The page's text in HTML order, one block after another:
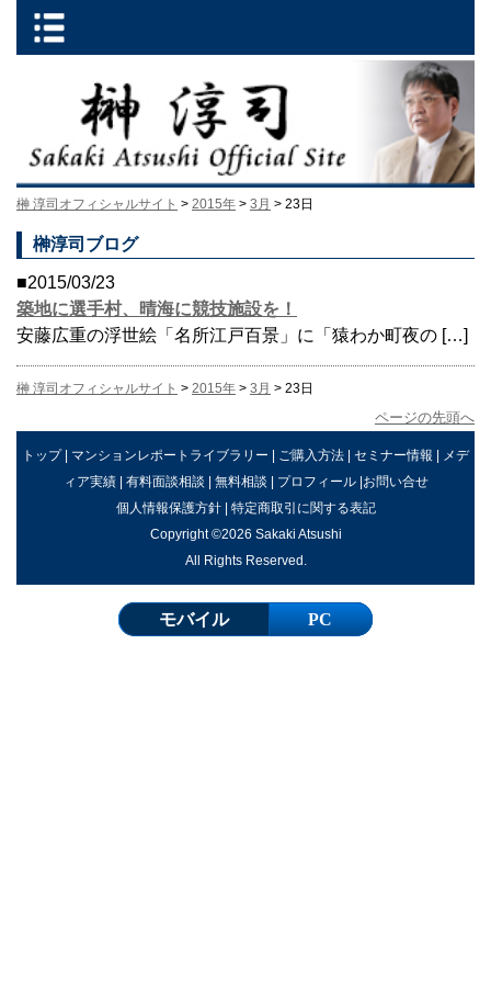
榊 淳司オフィシャルサイト > 2015年 > 3月 > 23日
榊淳司ブログ
■2015/03/23
築地に選手村、晴海に競技施設を！
安藤広重の浮世絵「名所江戸百景」に「猿わか町夜の […]
榊 淳司オフィシャルサイト > 2015年 > 3月 > 23日
ページの先頭へ
トップ| マンションレポートライブラリー | ご購入方法 | セミナー情報 | メデ
ィア実績| 有料面談相談 | 無料相談 | プロフィール|お問い合せ
個人情報保護方針| 特定商取引に関する表記
Copyright ©2026 Sakaki Atsushi
All Rights Reserved.
モバイル PC